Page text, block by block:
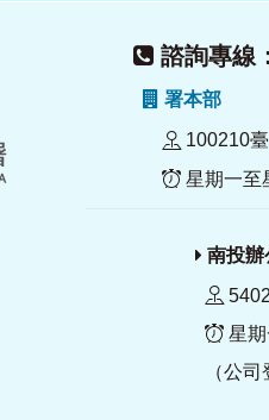
諮詢專線
署本部
100210
星期一至
南投辦
星期
（公